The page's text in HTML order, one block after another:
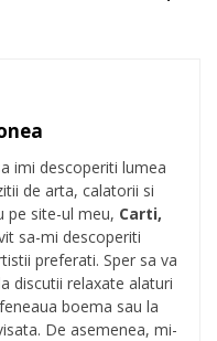
imi descoperiti lumea
de arta, calatorii si
pe site-ul meu, Carti,
sa-mi descoperiti
preferati. Sper sa va
discutii relaxate alaturi
boema sau la
De asemenea, mi-